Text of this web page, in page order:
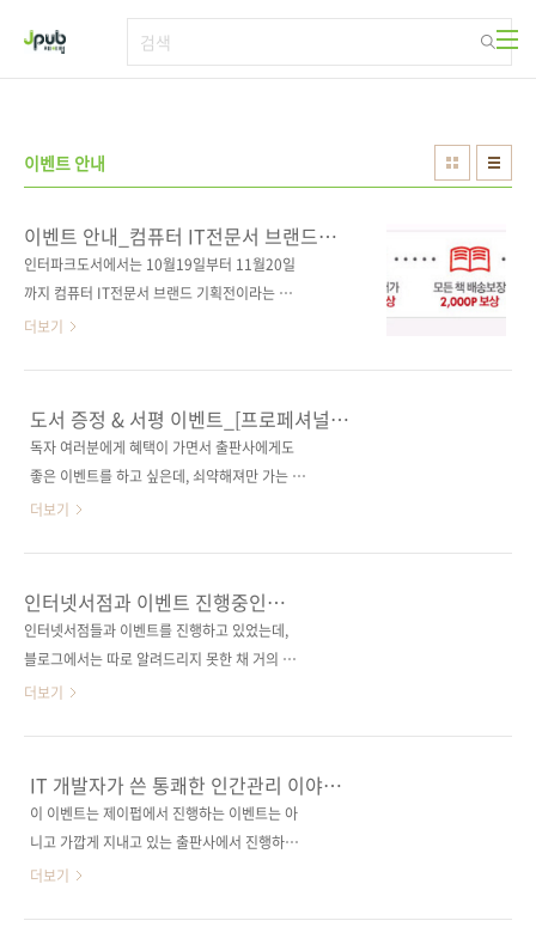
이벤트 안내
이벤트 안내_컴퓨터 IT전문서 브랜드
기획전_인터파크
인터파크도서에서는 10월19일부터 11월20일
까지 컴퓨터 IT전문서 브랜드 기획전이라는 할
인 및 쿠폰 이벤트를 진행하고 있습니다. 저희 제
1000원 할인쿠폰을 지급하는 이벤트입니다. 보
다 자세한 내용은 아래의 이벤트 페이지를 클릭
하여 참고하세요!! 출간된 도서가 어느 정도 쌓
에게 보다 많은 혜택을 드릴 수 있기를 약속드립
니다. 이벤트 페이지 바로가기
더보기
도서 증정 & 서평 이벤트_[프로페셔널
ASP.NET MVC]
독자 여러분에게 혜택이 가면서 출판사에게도
좋은 이벤트를 하고 싶은데, 쇠약해져만 가는 작
은 뇌에서는 아이디어가 더이상 나오질 않네요.
디어 있으면 메일로 알려주세요. 채택이 되면 개
발자의 삶이 끝나실 때까지 제이펍의 신간을 평
생 무료 제공하도록 하겠습니다. 이번 증정 & 서
제로 쉽게 배우는 Professional ASP.NET
MVC]입니다. 예제로 쉽게 배우는 프로페셔널
아 위 책을 드리도록 하겠습니다. 참여방법은 다
음과 같습니다. 1. 자신의 블로그에 위 책에 대한
출간소식(10월22일 출간예정)을 포스팅합니..
더보기
인터넷서점과 이벤트 진행중인
도서들입니다.
인터넷서점들과 이벤트를 진행하고 있었는데,
블로그에서는 따로 알려드리지 못한 채 거의 마
감일을 맞이하네요. ㅠㅠ 아래는 인터넷서점들
혜택이 있는 이벤트 기간을 이용해보세요~~ 예
스24에서 진행하는 이벤트 해당도서: 프로페셔
널 안드로이드 애플리케이션 개발 가을향기, 책
원 이상 구매 시 수프리모 4입 샘플 증정 2)분야
별 도서마다 푸짐한 경품도 받으세요! 이벤트 기
더보기
IT 개발자가 쓴 통쾌한 인간관리 이야기_
도서증정이벤트
이 이벤트는 제이펍에서 진행하는 이벤트는 아
니고 가깝게 지내고 있는 출판사에서 진행하는
이벤트인데, IT 개발자 혹은 관리자들에게 유용
더보기